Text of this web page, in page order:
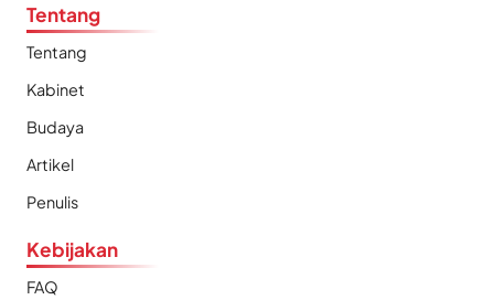
Tentang
Tentang
Kabinet
Budaya
Artikel
Penulis
Kebijakan
FAQ